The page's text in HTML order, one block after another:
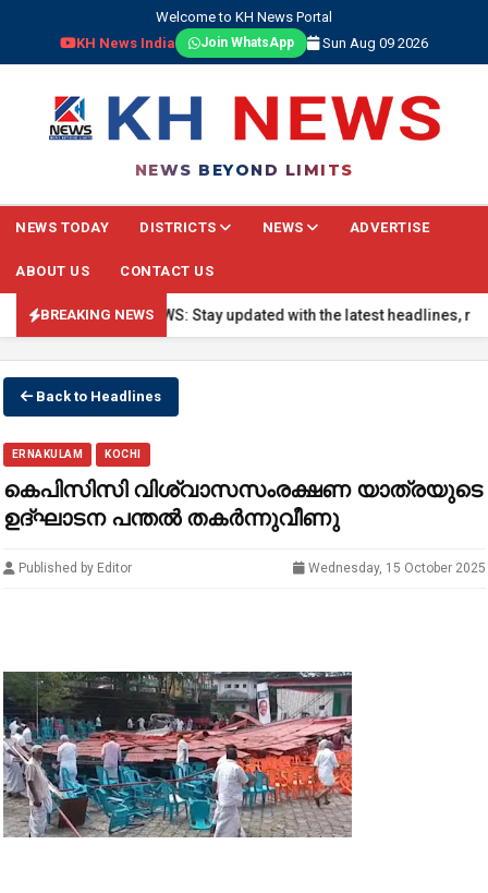
Welcome to KH News Portal
KH News India
Join WhatsApp Sun Aug 09 2026
NEWS BEYOND LIMITS
NEWS TODAY DISTRICTS NEWS ADVERTISE
ABOUT US CONTACT US
BREAKING NEWS
🔴 BREAKING NEWS: Stay updated with the latest headlines,
Back to Headlines
ERNAKULAM KOCHI
കെപിസിസി വിശ്വാസസംരക്ഷണ യാത്രയുടെ
ഉദ്ഘാടന പന്തല്‍ തകര്‍ന്നുവീണു
Published by Editor Wednesday, 15 October 2025